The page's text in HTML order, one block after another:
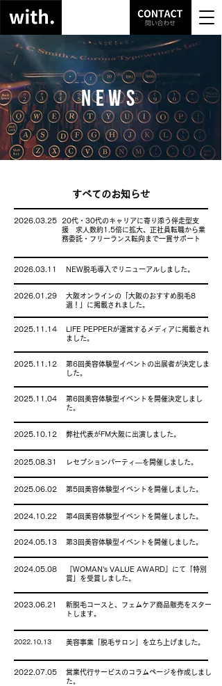
NEWS
すべてのお知らせ
2026.03.2520代・30代のキャリアに寄り添う伴走型支
援 求人数約1.5倍に拡大、正社員転職から業
務委託・フリーランス転向まで一貫サポート
2026.03.11NEW脱毛導入でリニューアルしました。
2026.01.29大阪オンラインの「大阪のおすすめ脱毛8
選！」に掲載されました。
2025.11.14LIFE PEPPERが運営するメディアに掲載され
ました。
2025.11.12第6回美容体験型イベントの出展者が決定しま
した。
2025.11.04第6回美容体験型イベントを開催決定しまし
た。
2025.10.12弊社代表がFM大阪に出演しました。
2025.08.31 レセプションパーティ―を開催しました。
2025.06.02第5回美容体験型イベントを開催しました。
2024.10.22第4回美容体験型イベントを開催しました。
2024.05.13第3回美容体験型イベントを開催しました。
2024.05.08
『WOMAN's VALUE AWARD』にて「特別
賞」を受賞しました。
2023.06.21新脱毛コースと、フェムケア商品販売をスター
トします。
2022.10.13 美容事業「脱毛サロン」を立ち上げました。
2022.07.05営業代行サービスのコラムページを作成しまし
た。